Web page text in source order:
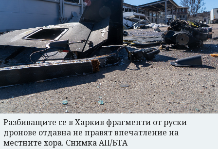
Разбиващите се в Харкив фрагменти от руски
дронове отдавна не правят впечатление на
местните хора. Снимка АП/БТА